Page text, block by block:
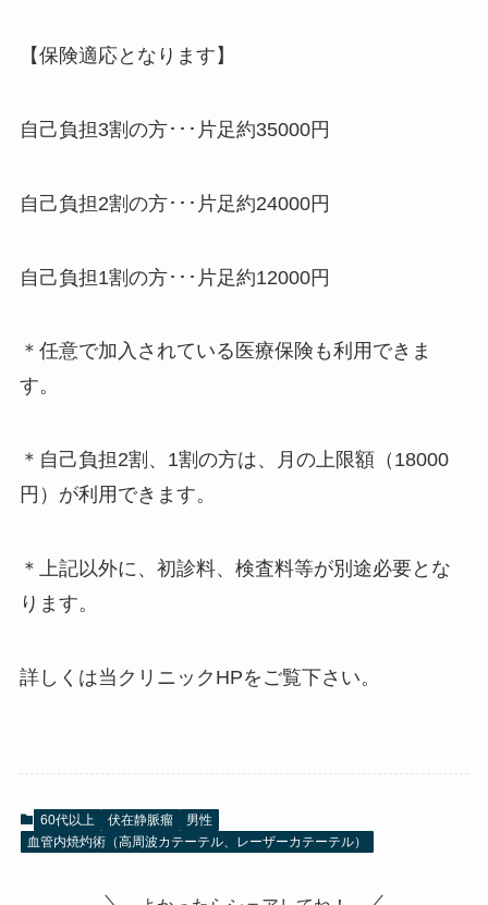
【保険適応となります】
自己負担3割の方･･･片足約35000円
自己負担2割の方･･･片足約24000円
自己負担1割の方･･･片足約12000円
＊任意で加入されている医療保険も利用できま
す。
＊自己負担2割、1割の方は、月の上限額（18000
円）が利用できます。
＊上記以外に、初診料、検査料等が別途必要とな
ります。
詳しくは当クリニックHPをご覧下さい。
60代以上 伏在静脈瘤
男性
血管内焼灼術（高周波カテーテル、レーザーカテーテル）